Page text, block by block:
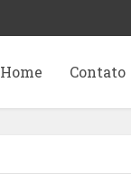
Home Contato